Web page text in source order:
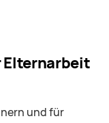
Elternarbeit
und für